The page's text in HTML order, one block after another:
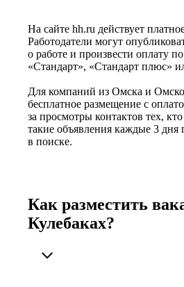
На сайте hh.ru действует
Работодатели могут
о работе и произвести оплату
«Стандарт», «Стандарт плюс»
Для компаний из Омска и
бесплатное размещение с
за просмотры контактов тех,
такие объявления каждые 3 дня
в поиске.
Как разместить
Кулебаках?